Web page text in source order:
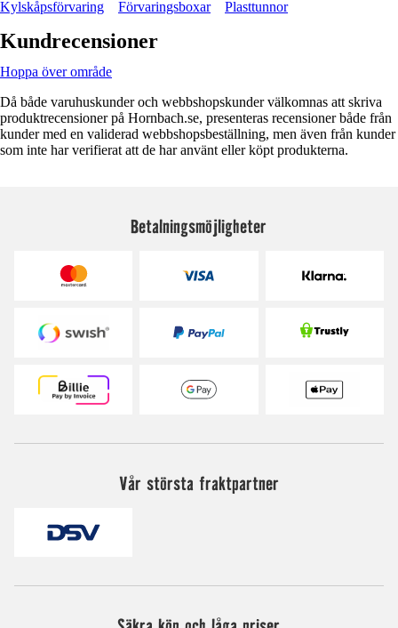
Kylskåpsförvaring Förvaringsboxar Plasttunnor
Kundrecensioner
Hoppa över område
Då både varuhuskunder och webbshopskunder välkomnas att skriva
produktrecensioner på Hornbach.se, presenteras recensioner både från
kunder med en validerad webbshopsbeställning, men även från kunder
som inte har verifierat att de har använt eller köpt produkterna.
Betalningsmöjligheter
Vår största fraktpartner